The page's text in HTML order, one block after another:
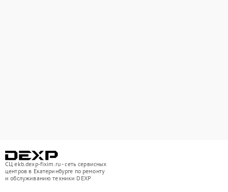
СЦ ekb.dexp-fixim.ru - сеть сервисных
центров в Екатеринбурге по ремонту
и обслуживанию техники DEXP